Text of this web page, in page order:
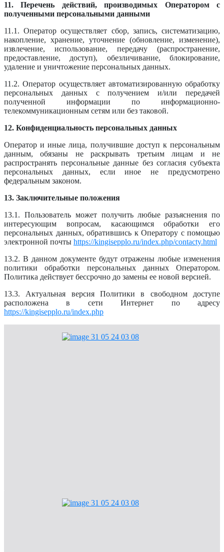
11. Перечень действий, производимых Оператором с
полученными персональными данными
11.1. Оператор осуществляет сбор, запись, систематизацию,
накопление, хранение, уточнение (обновление, изменение),
извлечение, использование, передачу (распространение,
предоставление, доступ), обезличивание, блокирование,
удаление и уничтожение персональных данных.
11.2. Оператор осуществляет автоматизированную обработку
персональных данных с получением и/или передачей
полученной информации по информационно-
телекоммуникационным сетям или без таковой.
12. Конфиденциальность персональных данных
Оператор и иные лица, получившие доступ к персональным
данным, обязаны не раскрывать третьим лицам и не
распространять персональные данные без согласия субъекта
персональных данных, если иное не предусмотрено
федеральным законом.
13. Заключительные положения
13.1. Пользователь может получить любые разъяснения по
интересующим вопросам, касающимся обработки его
персональных данных, обратившись к Оператору с помощью
электронной почты https://kingisepplo.ru/index.php/contacty.html
13.2. В данном документе будут отражены любые изменения
политики обработки персональных данных Оператором.
Политика действует бессрочно до замены ее новой версией.
13.3. Актуальная версия Политики в свободном доступе
расположена в сети Интернет по адресу
https://kingisepplo.ru/index.php